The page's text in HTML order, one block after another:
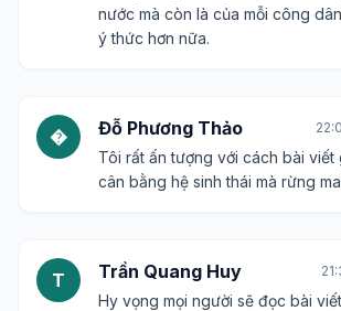
nước mà còn là của mỗi công
ý thức hơn nữa.
� Đỗ Phương Thảo
Tôi rất ấn tượng với cách bài viết
cân bằng hệ sinh thái mà rừng
T Trần Quang Huy
Hy vọng mọi người sẽ đọc bài